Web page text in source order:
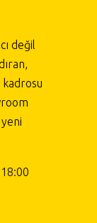
değil